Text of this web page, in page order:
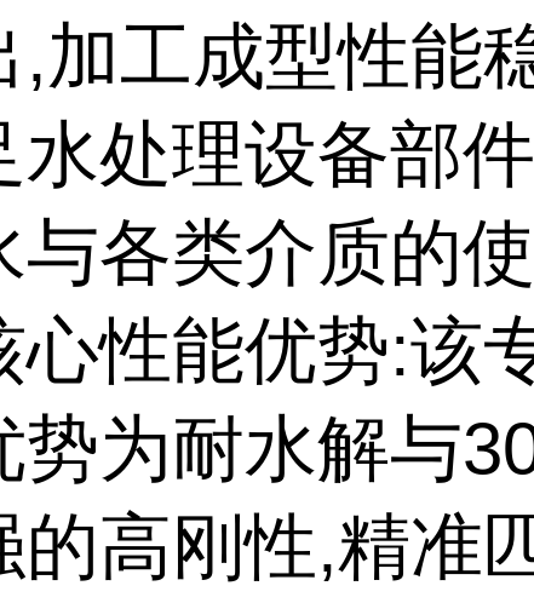
,加工成型性能
水处理设备部
与各类介质的
心性能优势:该
势为耐水解与
的高刚性,精准